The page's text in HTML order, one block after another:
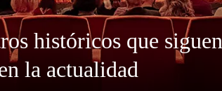
históricos que siguen
la actualidad